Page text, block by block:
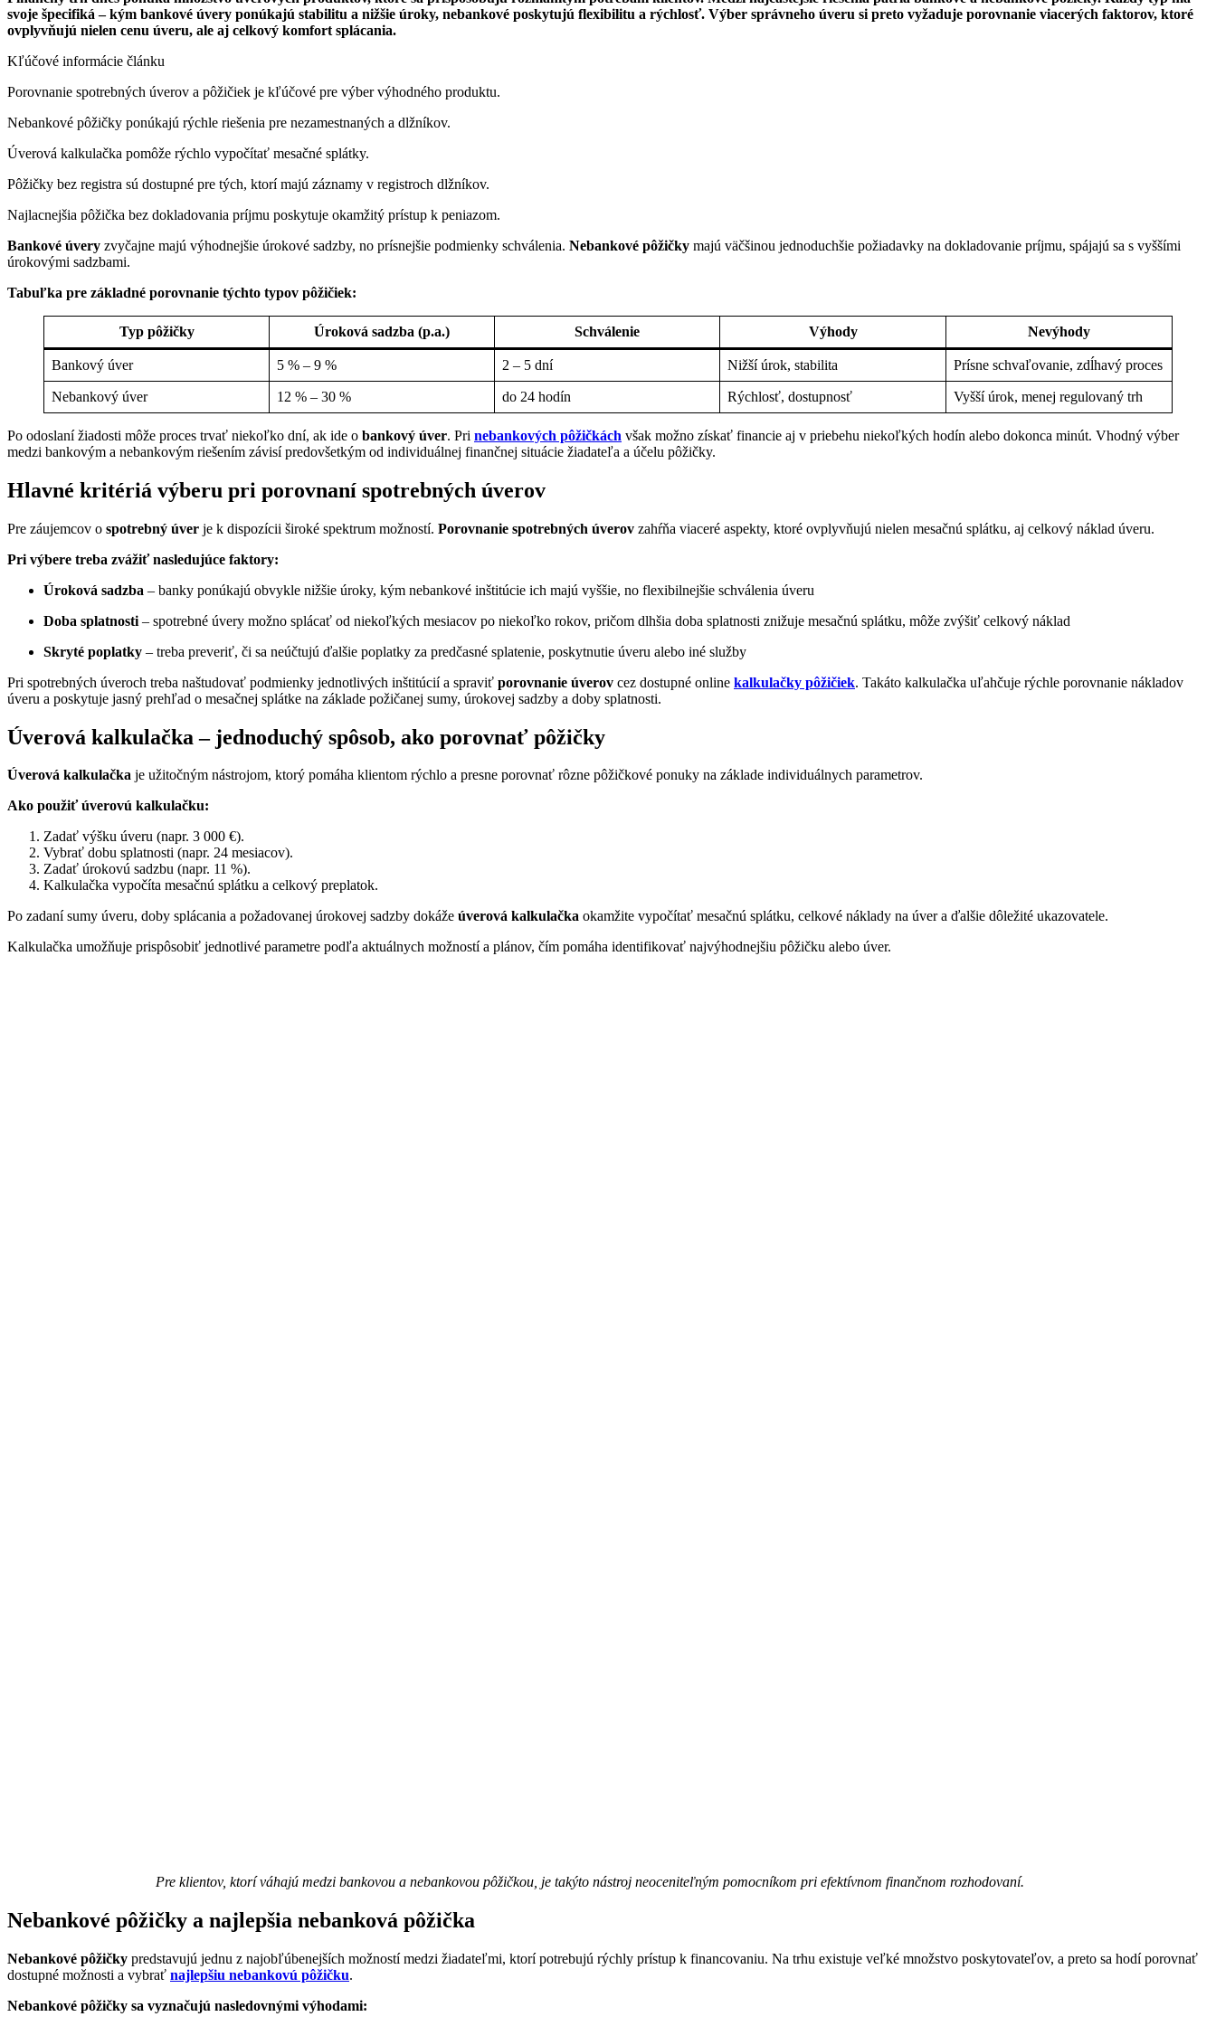
svoje špecifiká – kým bankové úvery ponúkajú stabilitu a nižšie úroky, nebankové poskytujú flexibilitu a rýchlosť. Výber správneho úveru si preto vyžaduje porovnanie viacerých faktorov, ktoré
ovplyvňujú nielen cenu úveru, ale aj celkový komfort splácania.
Kľúčové informácie článku
Porovnanie spotrebných úverov a pôžičiek je kľúčové pre výber výhodného produktu.
Nebankové pôžičky ponúkajú rýchle riešenia pre nezamestnaných a dlžníkov.
Úverová kalkulačka pomôže rýchlo vypočítať mesačné splátky.
Pôžičky bez registra sú dostupné pre tých, ktorí majú záznamy v registroch dlžníkov.
Najlacnejšia pôžička bez dokladovania príjmu poskytuje okamžitý prístup k peniazom.
Bankové úvery zvyčajne majú výhodnejšie úrokové sadzby, no prísnejšie podmienky schválenia. Nebankové pôžičky majú väčšinou jednoduchšie požiadavky na dokladovanie príjmu, spájajú sa s vyššími
úrokovými sadzbami.
Tabuľka pre základné porovnanie týchto typov pôžičiek:
Typ pôžičky Úroková sadzba (p.a.) Schválenie Výhody Nevýhody
Bankový úver 5 % – 9 % 2 – 5 dní Nižší úrok, stabilita Prísne schvaľovanie, zdĺhavý proces
Nebankový úver 12 % – 30 % do 24 hodín Rýchlosť, dostupnosť Vyšší úrok, menej regulovaný trh
Po odoslaní žiadosti môže proces trvať niekoľko dní, ak ide o bankový úver. Pri nebankových pôžičkách však možno získať financie aj v priebehu niekoľkých hodín alebo dokonca minút. Vhodný výber
medzi bankovým a nebankovým riešením závisí predovšetkým od individuálnej finančnej situácie žiadateľa a účelu pôžičky.
Hlavné kritériá výberu pri porovnaní spotrebných úverov
Pre záujemcov o spotrebný úver je k dispozícii široké spektrum možností. Porovnanie spotrebných úverov zahŕňa viaceré aspekty, ktoré ovplyvňujú nielen mesačnú splátku, aj celkový náklad úveru.
Pri výbere treba zvážiť nasledujúce faktory:
Úroková sadzba – banky ponúkajú obvykle nižšie úroky, kým nebankové inštitúcie ich majú vyššie, no flexibilnejšie schválenia úveru
Doba splatnosti – spotrebné úvery možno splácať od niekoľkých mesiacov po niekoľko rokov, pričom dlhšia doba splatnosti znižuje mesačnú splátku, môže zvýšiť celkový náklad
Skryté poplatky – treba preveriť, či sa neúčtujú ďalšie poplatky za predčasné splatenie, poskytnutie úveru alebo iné služby
Pri spotrebných úveroch treba naštudovať podmienky jednotlivých inštitúcií a spraviť porovnanie úverov cez dostupné online kalkulačky pôžičiek. Takáto kalkulačka uľahčuje rýchle porovnanie nákladov
úveru a poskytuje jasný prehľad o mesačnej splátke na základe požičanej sumy, úrokovej sadzby a doby splatnosti.
Úverová kalkulačka – jednoduchý spôsob, ako porovnať pôžičky
Úverová kalkulačka je užitočným nástrojom, ktorý pomáha klientom rýchlo a presne porovnať rôzne pôžičkové ponuky na základe individuálnych parametrov.
Ako použiť úverovú kalkulačku:
Zadať výšku úveru (napr. 3 000 €).
Vybrať dobu splatnosti (napr. 24 mesiacov).
Zadať úrokovú sadzbu (napr. 11 %).
Kalkulačka vypočíta mesačnú splátku a celkový preplatok.
Po zadaní sumy úveru, doby splácania a požadovanej úrokovej sadzby dokáže úverová kalkulačka okamžite vypočítať mesačnú splátku, celkové náklady na úver a ďalšie dôležité ukazovatele.
Kalkulačka umožňuje prispôsobiť jednotlivé parametre podľa aktuálnych možností a plánov, čím pomáha identifikovať najvýhodnejšiu pôžičku alebo úver.
Pre klientov, ktorí váhajú medzi bankovou a nebankovou pôžičkou, je takýto nástroj neoceniteľným pomocníkom pri efektívnom finančnom rozhodovaní.
Nebankové pôžičky a najlepšia nebanková pôžička
Nebankové pôžičky predstavujú jednu z najobľúbenejších možností medzi žiadateľmi, ktorí potrebujú rýchly prístup k financovaniu. Na trhu existuje veľké množstvo poskytovateľov, a preto sa hodí porovnať
dostupné možnosti a vybrať najlepšiu nebankovú pôžičku.
Nebankové pôžičky sa vyznačujú nasledovnými výhodami: